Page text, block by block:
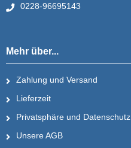
0228-96695143
Mehr über...
Zahlung und Versand
Lieferzeit
Privatsphäre und Datenschutz
Unsere AGB